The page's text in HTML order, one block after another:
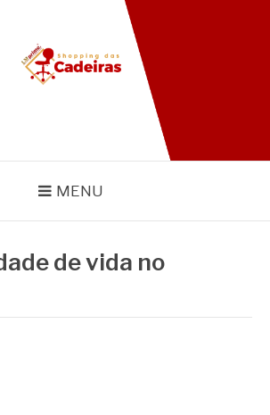
DAS
CADEIRAS
MENU
de vida no